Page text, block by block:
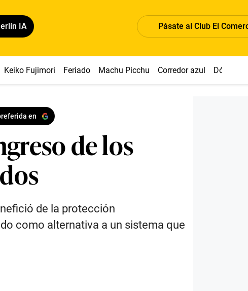
IA Pásate al Club El
Keiko Fujimori Feriado Machu Picchu Corredor azul Dólar
en
de los
de la protección
como alternativa a un sistema que